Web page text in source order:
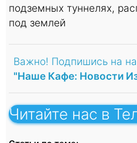
подземных туннелях,
под землей
Важно! Подпишись на
"Наше Кафе: Новости
Читайте нас в